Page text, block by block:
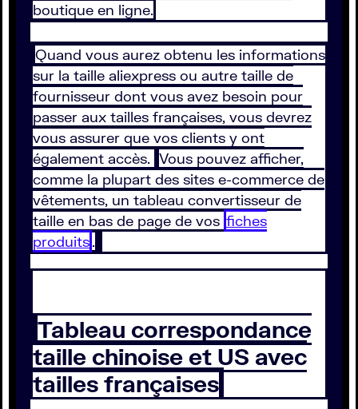
boutique en ligne.
Quand vous aurez obtenu les informations
sur la taille aliexpress ou autre taille de
fournisseur dont vous avez besoin pour
passer aux tailles françaises, vous devrez
vous assurer que vos clients y ont
également accès. Vous pouvez afficher,
comme la plupart des sites e-commerce de
vêtements, un tableau convertisseur de
taille en bas de page de vos fiches
produits.
Tableau correspondance
taille chinoise et US avec
tailles françaises